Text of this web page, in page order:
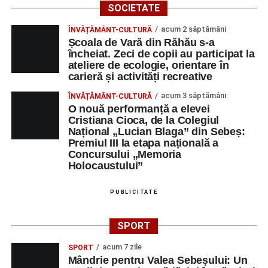
SOCIETATE
ÎNVĂȚĂMÂNT-CULTURĂ acum 2 săptămâni
Școala de Vară din Răhău s-a
încheiat. Zeci de copii au participat la
ateliere de ecologie, orientare în
carieră și activități recreative
ÎNVĂȚĂMÂNT-CULTURĂ acum 3 săptămâni
O nouă performanță a elevei
Cristiana Cioca, de la Colegiul
Național „Lucian Blaga” din Sebeș:
Premiul III la etapa națională a
Concursului „Memoria
Holocaustului”
PUBLICITATE
SPORT
SPORT acum 7 zile
Mândrie pentru Valea Sebeșului: Un